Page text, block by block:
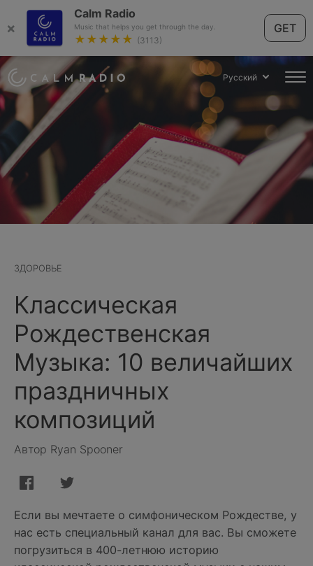
×
Calm Radio
Music that helps you get through the day.
★★★★★ (3113)
GET
Русский
ЗДОРОВЬЕ
Классическая
Рождественская
Музыка: 10 величайших
праздничных
композиций
Автор Ryan Spooner
Если вы мечтаете о симфоническом Рождестве, у
нас есть специальный канал для вас. Вы сможете
погрузиться в 400-летнюю историю